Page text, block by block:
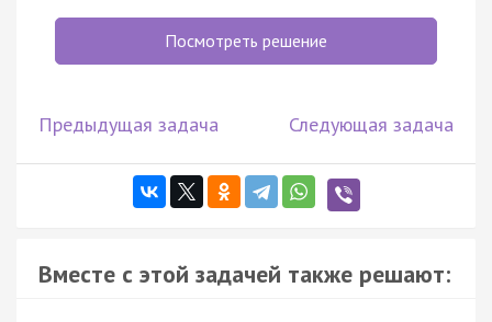
Посмотреть решение
Предыдущая задача Следующая задача
Вместе с этой задачей также решают: